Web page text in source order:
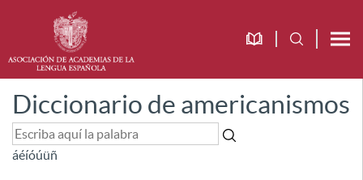
Diccionario de americanismos
áéíóúüñ